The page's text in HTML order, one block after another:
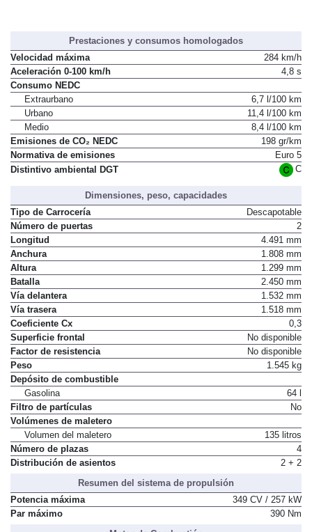
Prestaciones y consumos homologados
Velocidad máxima
284 km/h
Aceleración 0-100 km/h
4,8 s
Consumo NEDC
Extraurbano
6,7 l/100 km
Urbano
11,4 l/100 km
Medio
8,4 l/100 km
Emisiones de CO₂ NEDC
198 gr/km
Normativa de emisiones
Euro 5
Distintivo ambiental DGT
C
Dimensiones, peso, capacidades
Tipo de Carrocería
Descapotable
Número de puertas
2
Longitud
4.491 mm
Anchura
1.808 mm
Altura
1.299 mm
Batalla
2.450 mm
Vía delantera
1.532 mm
Vía trasera
1.518 mm
Coeficiente Cx
0,3
Superficie frontal
No disponible
Factor de resistencia
No disponible
Peso
1.545 kg
Depósito de combustible
Gasolina
64 l
Filtro de partículas
No
Volúmenes de maletero
Volumen del maletero
135 litros
Número de plazas
4
Distribución de asientos
2 + 2
Resumen del sistema de propulsión
Potencia máxima
349 CV / 257 kW
Par máximo
390 Nm